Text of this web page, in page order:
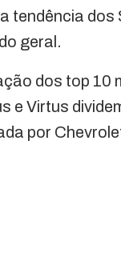
tendência
geral.
dos top 10
e Virtus
por